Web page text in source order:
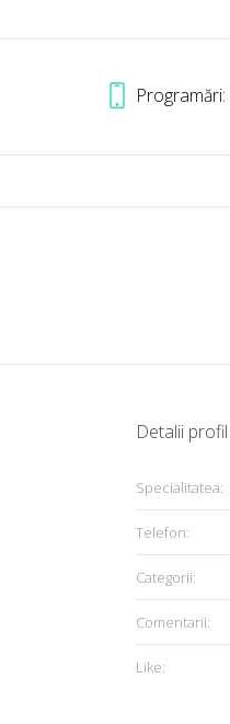
Programări:
Detalii profil
Specialitatea:
Telefon:
Categorii:
Comentarii:
Like: